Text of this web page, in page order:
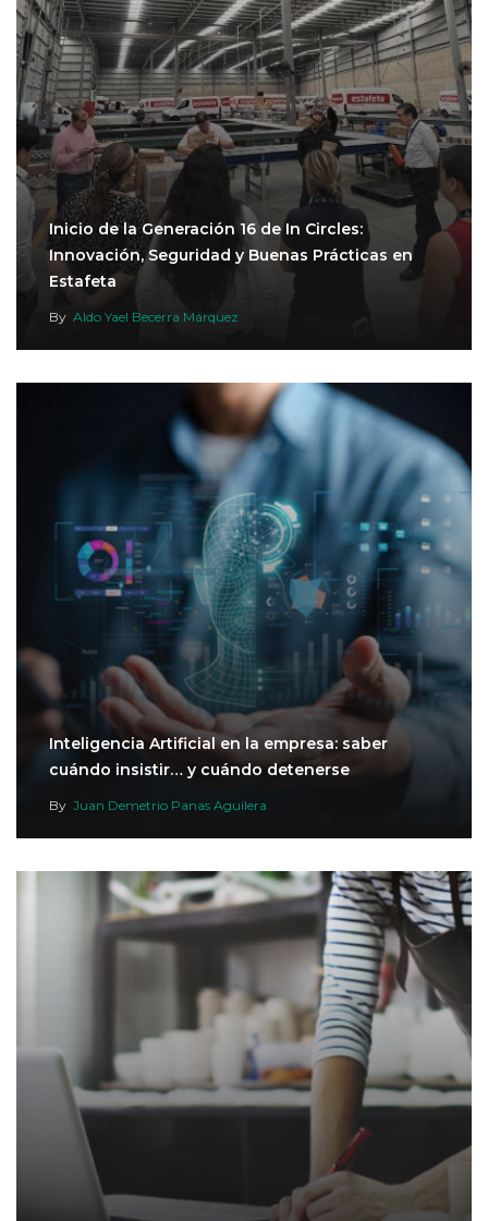
Inicio de la Generación 16 de In Circles:
Innovación, Seguridad y Buenas Prácticas en
Estafeta
By Aldo Yael Becerra Márquez
Inteligencia Artificial en la empresa: saber
cuándo insistir… y cuándo detenerse
By Juan Demetrio Panas Aguilera